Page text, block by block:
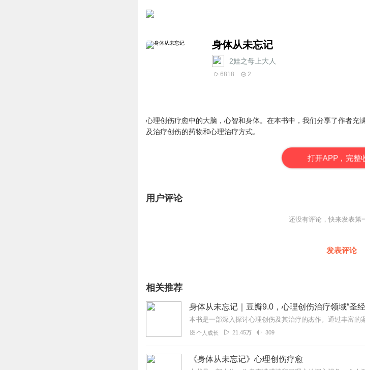
身体从未忘记
2娃之母上大人
6818 2
心理创伤疗愈中的大脑，心智和身体。在本书中，我们分享了作者充
及治疗创伤的药物和心理治疗方式。
打开APP，完整
用户评论
还没有评论，快来发表第
发表评论
相关推荐
个人成长 21.45万 309
《身体从未忘记》心理创伤疗愈